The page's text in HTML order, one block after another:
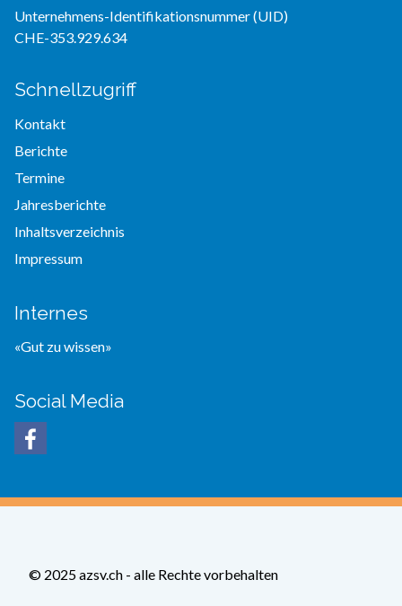
Unternehmens-Identifikationsnummer (UID)
CHE-353.929.634
Schnellzugriff
Kontakt
Berichte
Termine
Jahresberichte
Inhaltsverzeichnis
Impressum
Internes
«Gut zu wissen»
Social Media
© 2025 azsv.ch - alle Rechte vorbehalten